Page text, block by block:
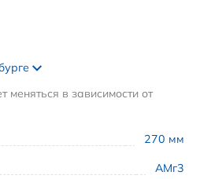
270 мм
АМг3
меняться в зависимости от